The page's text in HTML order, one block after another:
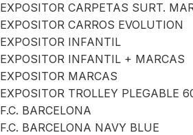
EXPOSITOR CARPETAS SURT.
EXPOSITOR CARROS EVOLUTION
EXPOSITOR INFANTIL
EXPOSITOR INFANTIL + MARCAS
EXPOSITOR MARCAS
EXPOSITOR TROLLEY PLEGABLE
F.C. BARCELONA
F.C. BARCELONA NAVY BLUE